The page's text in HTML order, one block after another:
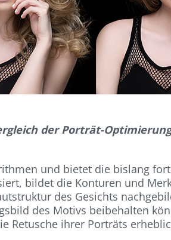
der Porträt-
und bietet die bislang
bildet die Konturen und
des Gesichts
des Motivs beibehalten
Retusche ihrer Porträts